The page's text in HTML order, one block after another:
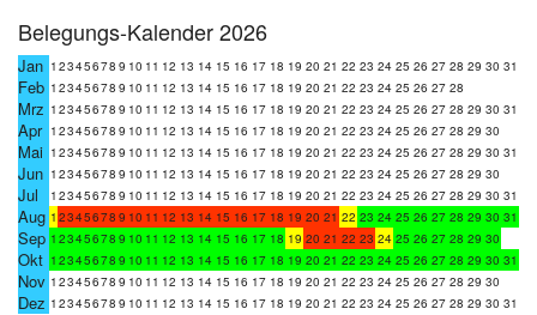
Belegungs-Kalender 2026
Jan 1 2345678 9 10 11 12 13 14 15 16 17 18 19 20 21 22 23 24 25 26 27 28 29 30 31
Feb 1 2345678 9 10 11 12 13 14 15 16 17 18 19 20 21 22 23 24 25 26 27 28
Mrz 1 2345678 9 10 11 12 13 14 15 16 17 18 19 20 21 22 23 24 25 26 27 28 29 30 31
Apr 1 2345678 9 10 11 12 13 14 15 16 17 18 19 20 21 22 23 24 25 26 27 28 29 30
Mai 1 2345678 9 10 11 12 13 14 15 16 17 18 19 20 21 22 23 24 25 26 27 28 29 30 31
Jun 1 2345678 9 10 11 12 13 14 15 16 17 18 19 20 21 22 23 24 25 26 27 28 29 30
Jul 1 2345678 9 10 11 12 13 14 15 16 17 18 19 20 21 22 23 24 25 26 27 28 29 30 31
Aug 1 2345678 9 10 11 12 13 14 15 16 17 18 19 20 21 22 23 24 25 26 27 28 29 30 31
Sep 1 2345678 9 10 11 12 13 14 15 16 17 18 19 20 21 22 23 24 25 26 27 28 29 30
Okt 1 2345678 9 10 11 12 13 14 15 16 17 18 19 20 21 22 23 24 25 26 27 28 29 30 31
Nov 1 2345678 9 10 11 12 13 14 15 16 17 18 19 20 21 22 23 24 25 26 27 28 29 30
Dez 1 2345678 9 10 11 12 13 14 15 16 17 18 19 20 21 22 23 24 25 26 27 28 29 30 31